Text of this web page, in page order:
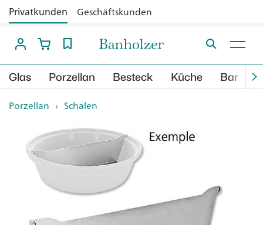
Privatkunden Geschäftskunden
Glas Porzellan Besteck Küche Bar
Porzellan › Schalen